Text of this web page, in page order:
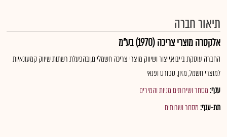
תיאור חברה
אלקטרה מוצרי צריכה (1970) בע"מ
החברה עוסקת בייבוא,ייצור ושיווק מוצרי צריכה חשמליים,ובהפעלת רשתות שיווק קמעונאיות
למוצרי חשמל, מזון, ספורט ופנאי
ענף:מסחר ושירותים מניות והמירים
תת-ענף:מסחר ושרותים